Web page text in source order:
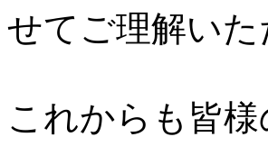
せてご理解い
これからも皆